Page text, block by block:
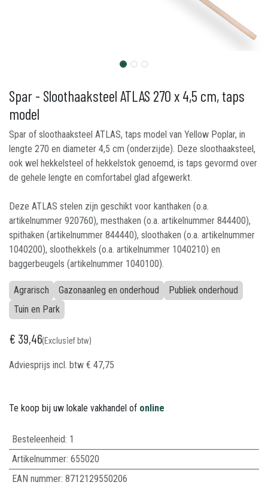
Spar - Sloothaaksteel ATLAS 270 x 4,5 cm, taps
model
Spar of sloothaaksteel ATLAS, taps model van Yellow Poplar, in
lengte 270 en diameter 4,5 cm (onderzijde). Deze sloothaaksteel,
ook wel hekkelsteel of hekkelstok genoemd, is taps gevormd over
de gehele lengte en comfortabel glad afgewerkt.
Deze ATLAS stelen zijn geschikt voor kanthaken (o.a.
artikelnummer 920760), mesthaken (o.a. artikelnummer 844400),
spithaken (artikelnummer 844440), sloothaken (o.a. artikelnummer
1040200), sloothekkels (o.a. artikelnummer 1040210) en
baggerbeugels (artikelnummer 1040100).
Agrarisch Gazonaanleg en onderhoud
Publiek onderhoud
Tuin en Park
€ 39,46(Exclusief btw)
Adviesprijs incl. btw € 47,75
Te koop bij uw lokale vakhandel of online
Besteleenheid: 1
Artikelnummer: 655020
EAN nummer: 8712129550206